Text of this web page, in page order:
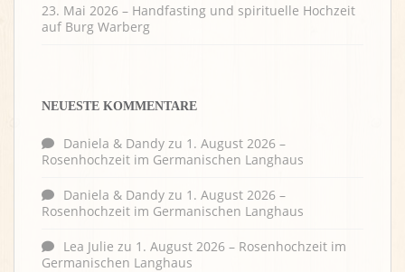
23. Mai 2026 – Handfasting und spirituelle Hochzeit
auf Burg Warberg
NEUESTE KOMMENTARE
Daniela & Dandy zu 1. August 2026 –
Rosenhochzeit im Germanischen Langhaus
Daniela & Dandy zu 1. August 2026 –
Rosenhochzeit im Germanischen Langhaus
Lea Julie zu 1. August 2026 – Rosenhochzeit im
Germanischen Langhaus